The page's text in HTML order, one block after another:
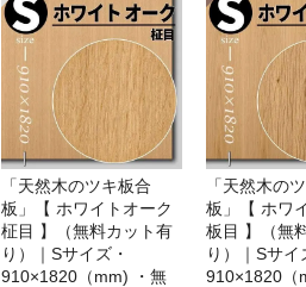
「天然木のツキ板合
板」【 ホワイトオーク
柾目 】（無料カット有
り）｜Sサイズ・
910×1820（mm) ・無
「天然木の
板」【 ホワ
板目 】（無
り）｜Sサイ
910×1820（